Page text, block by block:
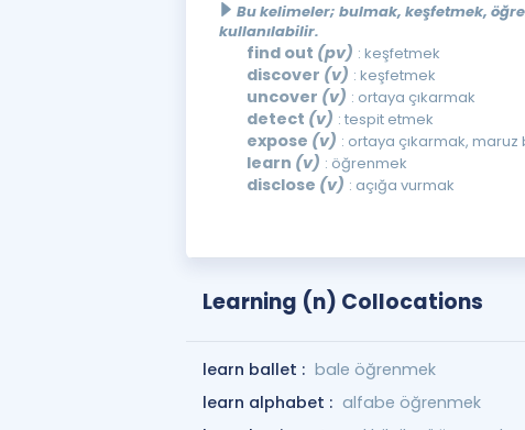
Bu kelimeler; bulmak, keşfetmek,
kullanılabilir.
find out (pv) : keşfetmek
discover (v) : keşfetmek
uncover (v) : ortaya çıkarmak
detect (v) : tespit etmek
expose (v) : ortaya çıkarmak, maruz
learn (v) : öğrenmek
disclose (v) : açığa vurmak
Learning (n) Collocations
learn ballet : bale öğrenmek
learn alphabet : alfabe öğrenmek